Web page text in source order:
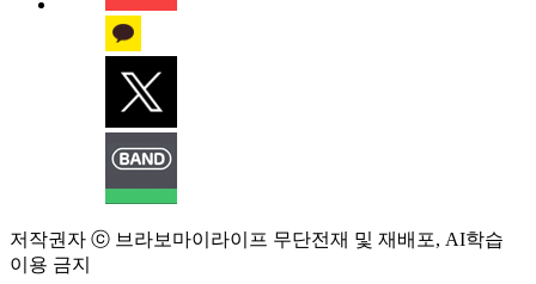
저작권자 ⓒ 브라보마이라이프 무단전재 및 재배포, AI학습
이용 금지